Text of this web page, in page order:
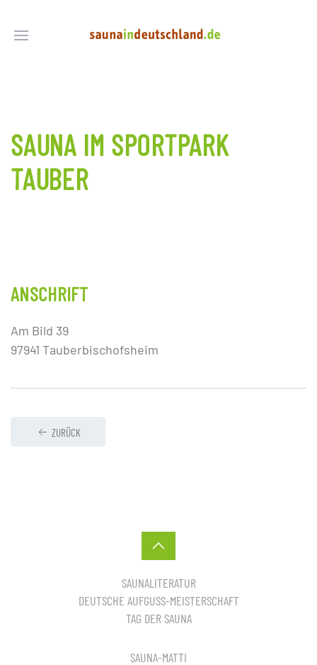
SAUNA IM SPORTPARK
TAUBER
ANSCHRIFT
Am Bild 39
97941 Tauberbischofsheim
ZURÜCK
SAUNALITERATUR
DEUTSCHE AUFGUSS-MEISTERSCHAFT
TAG DER SAUNA
SAUNA-MATTI